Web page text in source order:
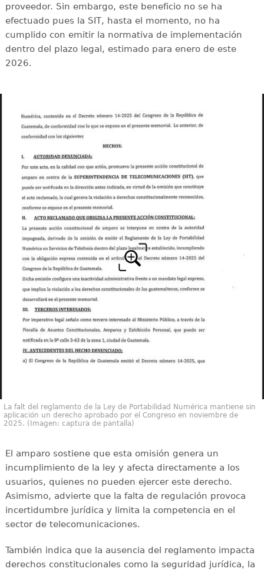
proveedor. Sin embargo, este beneficio no se ha
efectuado pues la SIT, hasta el momento, no ha
cumplido con emitir la normativa de implementación
dentro del plazo legal, estimado para enero de este
2026.
La falt del reglamento de la Ley de Portabilidad Numérica mantiene sin
aplicación un derecho aprobado por el Congreso en noviembre de
2025. (Imagen: captura de pantalla)
El amparo sostiene que esta omisión genera un
incumplimiento de la ley y afecta directamente a los
usuarios, quienes no pueden ejercer este derecho.
Asimismo, advierte que la falta de regulación provoca
incertidumbre jurídica y limita la competencia en el
sector de telecomunicaciones.
También indica que la ausencia del reglamento impacta
derechos constitucionales como la seguridad jurídica, la